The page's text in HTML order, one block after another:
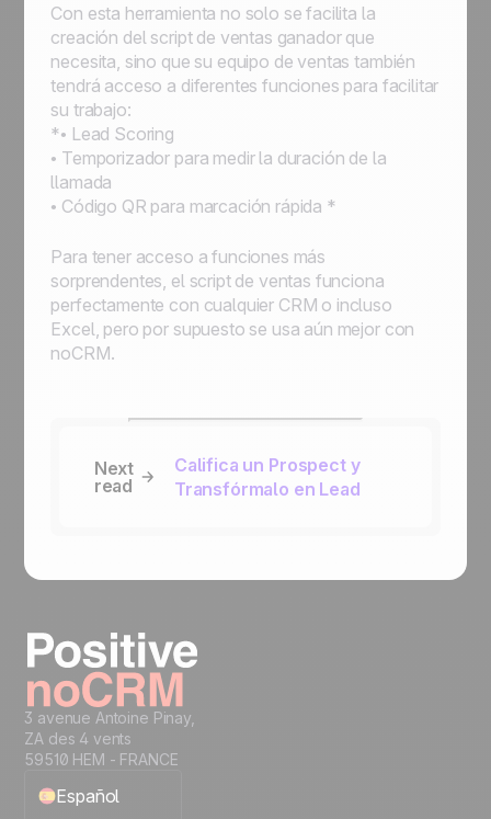
Con esta herramienta no solo se facilita la
creación del script de ventas ganador que
necesita, sino que su equipo de ventas también
tendrá acceso a diferentes funciones para facilitar
su trabajo:
*• Lead Scoring
• Temporizador para medir la duración de la
llamada
• Código QR para marcación rápida *
Para tener acceso a funciones más
sorprendentes, el script de ventas funciona
perfectamente con cualquier CRM o incluso
Excel, pero por supuesto se usa aún mejor con
noCRM.
Next
read
Califica un Prospect y
Transfórmalo en Lead
3 avenue Antoine Pinay,
ZA des 4 vents
59510 HEM - FRANCE
Español